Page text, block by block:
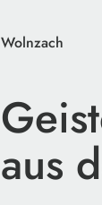
Wolnzach
aus